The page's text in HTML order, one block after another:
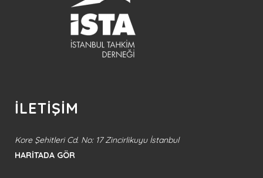
İLETİŞİM
Kore Şehitleri Cd. No: 17 Zincirlikuyu İstanbul
HARİTADA GÖR